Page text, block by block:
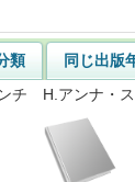
類
同じ出版
ンチ H.アンナ